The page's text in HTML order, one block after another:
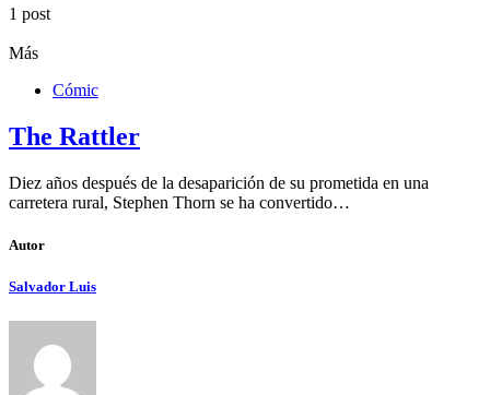
1 post
Más
Cómic
The Rattler
Diez años después de la desaparición de su prometida en una
carretera rural, Stephen Thorn se ha convertido…
Autor
Salvador Luis